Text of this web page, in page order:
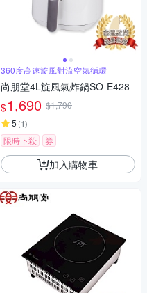
360度高速旋風對流空氣循環
尚朋堂4L旋風氣炸鍋SO-E428
$1,690 $1,790
5 (1)
限時下殺 券
加入購物車